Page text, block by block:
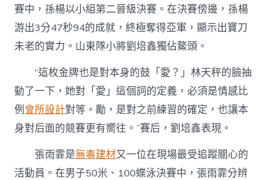
賽中，孫楊以小組第二晉級決賽。在決賽傍邊，孫楊
游出3分47秒94的成就，終極奪得亞軍，顯示出寶刀
未老的實力。山東隊小將劉培鑫獨佔鰲頭。
“這枚金牌也是對本身的鼓「愛？」林天秤的臉抽
動了一下，她對「愛」這個詞的定義，必須是情感比
例會所設計對等。勵，是對之前練習的確定，也讓本
身對后面的競賽更有嚮往。”賽后，劉培鑫表現。
張雨霏是無毒建材又一位在現場最受追蹤關心的
活動員。在男子50米、100蝶泳決賽中，張雨霏分辨